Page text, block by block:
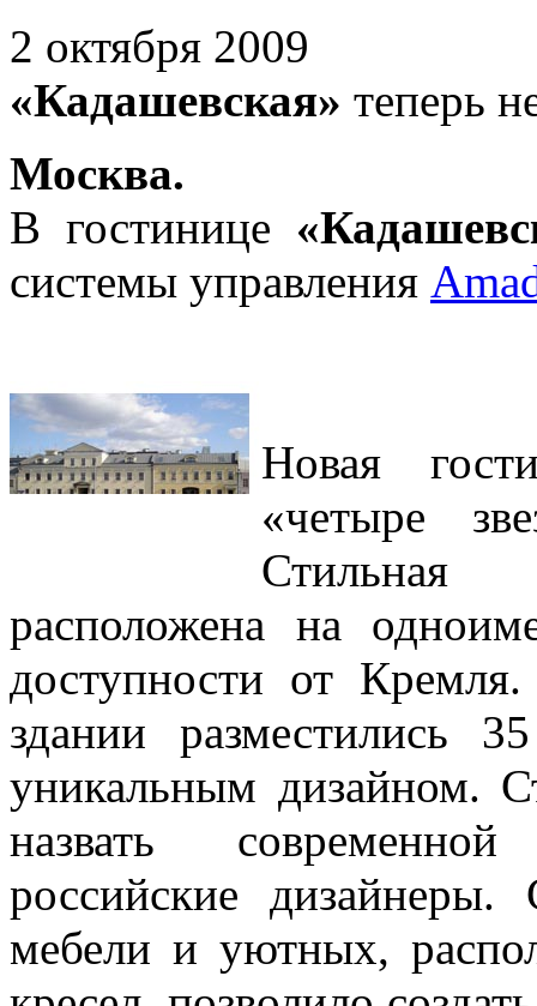
2 октября 2009
«Кадашевская» теперь
Москва.
В гостинице
системы управления
Новая
«четыре
Стильная
расположена на
доступности от
здании разместились
уникальным дизайном.
назвать
российские дизайнеры.
мебели и уютных,